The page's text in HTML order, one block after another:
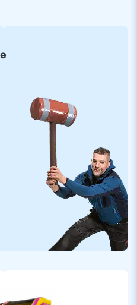
da JB Gonfiabili.
Fun Slide aggiungi la tua
carrello e paga subito.
giorni! In questo modo puoi
momento ed averlo a
Fun Slide sono forniti con un
anni. Compra subito un
e che la festa abbia